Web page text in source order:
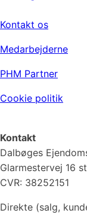
Kontakt os
Medarbejderne
PHM Partner
Cookie politik
Kontakt
Dalbøges
Glarmestervej 16
CVR: 38252151
Direkte (salg,